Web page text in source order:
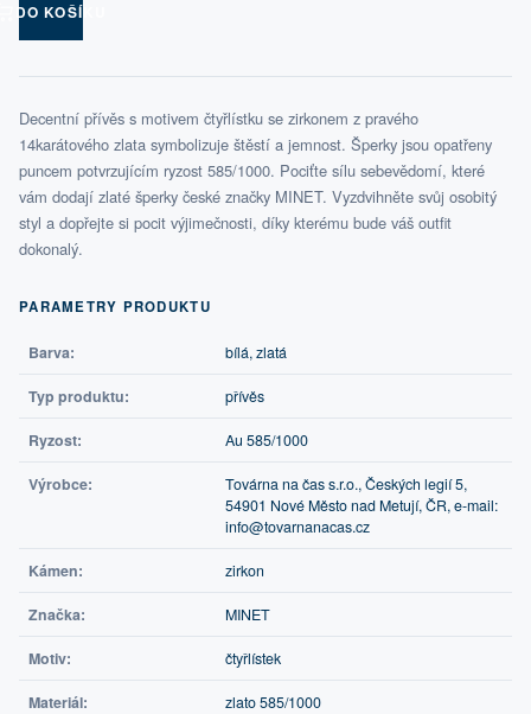
DO KOŠÍKU
Decentní přívěs s motivem čtyřlístku se zirkonem z pravého
14karátového zlata symbolizuje štěstí a jemnost. Šperky jsou opatřeny
puncem potvrzujícím ryzost 585/1000. Pociťte sílu sebevědomí, které
vám dodají zlaté šperky české značky MINET. Vyzdvihněte svůj osobitý
styl a dopřejte si pocit výjimečnosti, díky kterému bude váš outfit
dokonalý.
PARAMETRY PRODUKTU
Barva: bílá, zlatá
Typ produktu: přívěs
Ryzost: Au 585/1000
Výrobce:
Továrna na čas s.r.o., Českých legií 5,
54901 Nové Město nad Metují, ČR, e-mail:
info@tovarnanacas.cz
Kámen: zirkon
Značka: MINET
Motiv: čtyřlístek
Materiál: zlato 585/1000